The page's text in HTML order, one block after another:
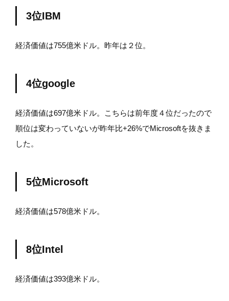
3位IBM
経済価値は755億米ドル。昨年は２位。
4位google
経済価値は697億米ドル。こちらは前年度４位だったので
順位は変わっていないが昨年比+26%でMicrosoftを抜きま
した。
5位Microsoft
経済価値は578億米ドル。
8位Intel
経済価値は393億米ドル。